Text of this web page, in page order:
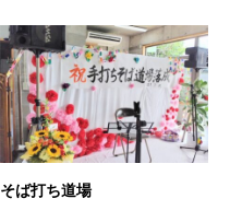
そば打ち道場